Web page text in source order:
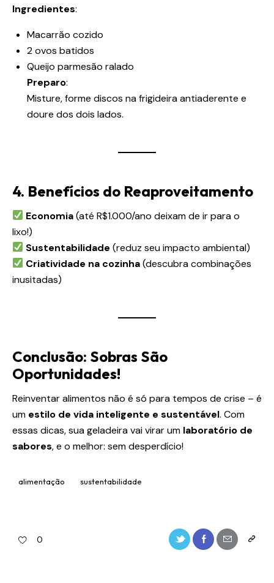
Ingredientes:
Macarrão cozido
2 ovos batidos
Queijo parmesão ralado
Preparo:
Misture, forme discos na frigideira antiaderente e
doure dos dois lados.
4. Benefícios do Reaproveitamento
Economia(até R$1.000/ano deixam de ir para o
lixo!)
Sustentabilidade (reduz seu impacto ambiental)
Criatividade na cozinha(descubra combinações
inusitadas)
Conclusão: Sobras São
Oportunidades!
Reinventar alimentos não é só para tempos de crise – é
um estilo de vida inteligente e sustentável. Com
essas dicas, sua geladeira vai virar um laboratório de
sabores, e o melhor: sem desperdício!
alimentação sustentabilidade
0